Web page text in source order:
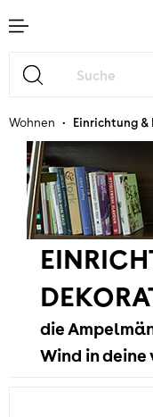
springen
Wohnen • Einrichtung
die
Wind in deine